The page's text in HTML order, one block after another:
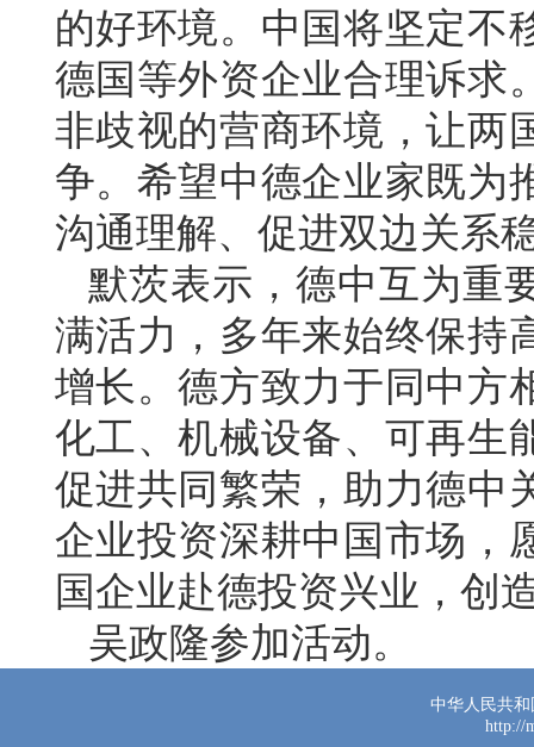
的好环境。中国将坚定不
德国等外资企业合理诉求
非歧视的营商环境，让两
争。希望中德企业家既为
沟通理解、促进双边关系
默茨表示，德中互为重
满活力，多年来始终保持
增长。德方致力于同中方
化工、机械设备、可再生
促进共同繁荣，助力德中
企业投资深耕中国市场，
国企业赴德投资兴业，创
吴政隆参加活动。
中华人民共
http://